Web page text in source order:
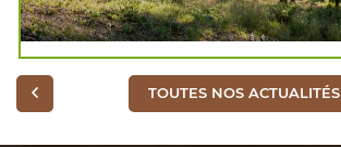
TOUTES NOS ACTUALITÉS